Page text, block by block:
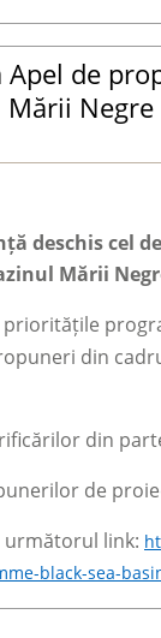
Apel de
deschis cel
Mării
din
din
de
următorul link:
black-sea-